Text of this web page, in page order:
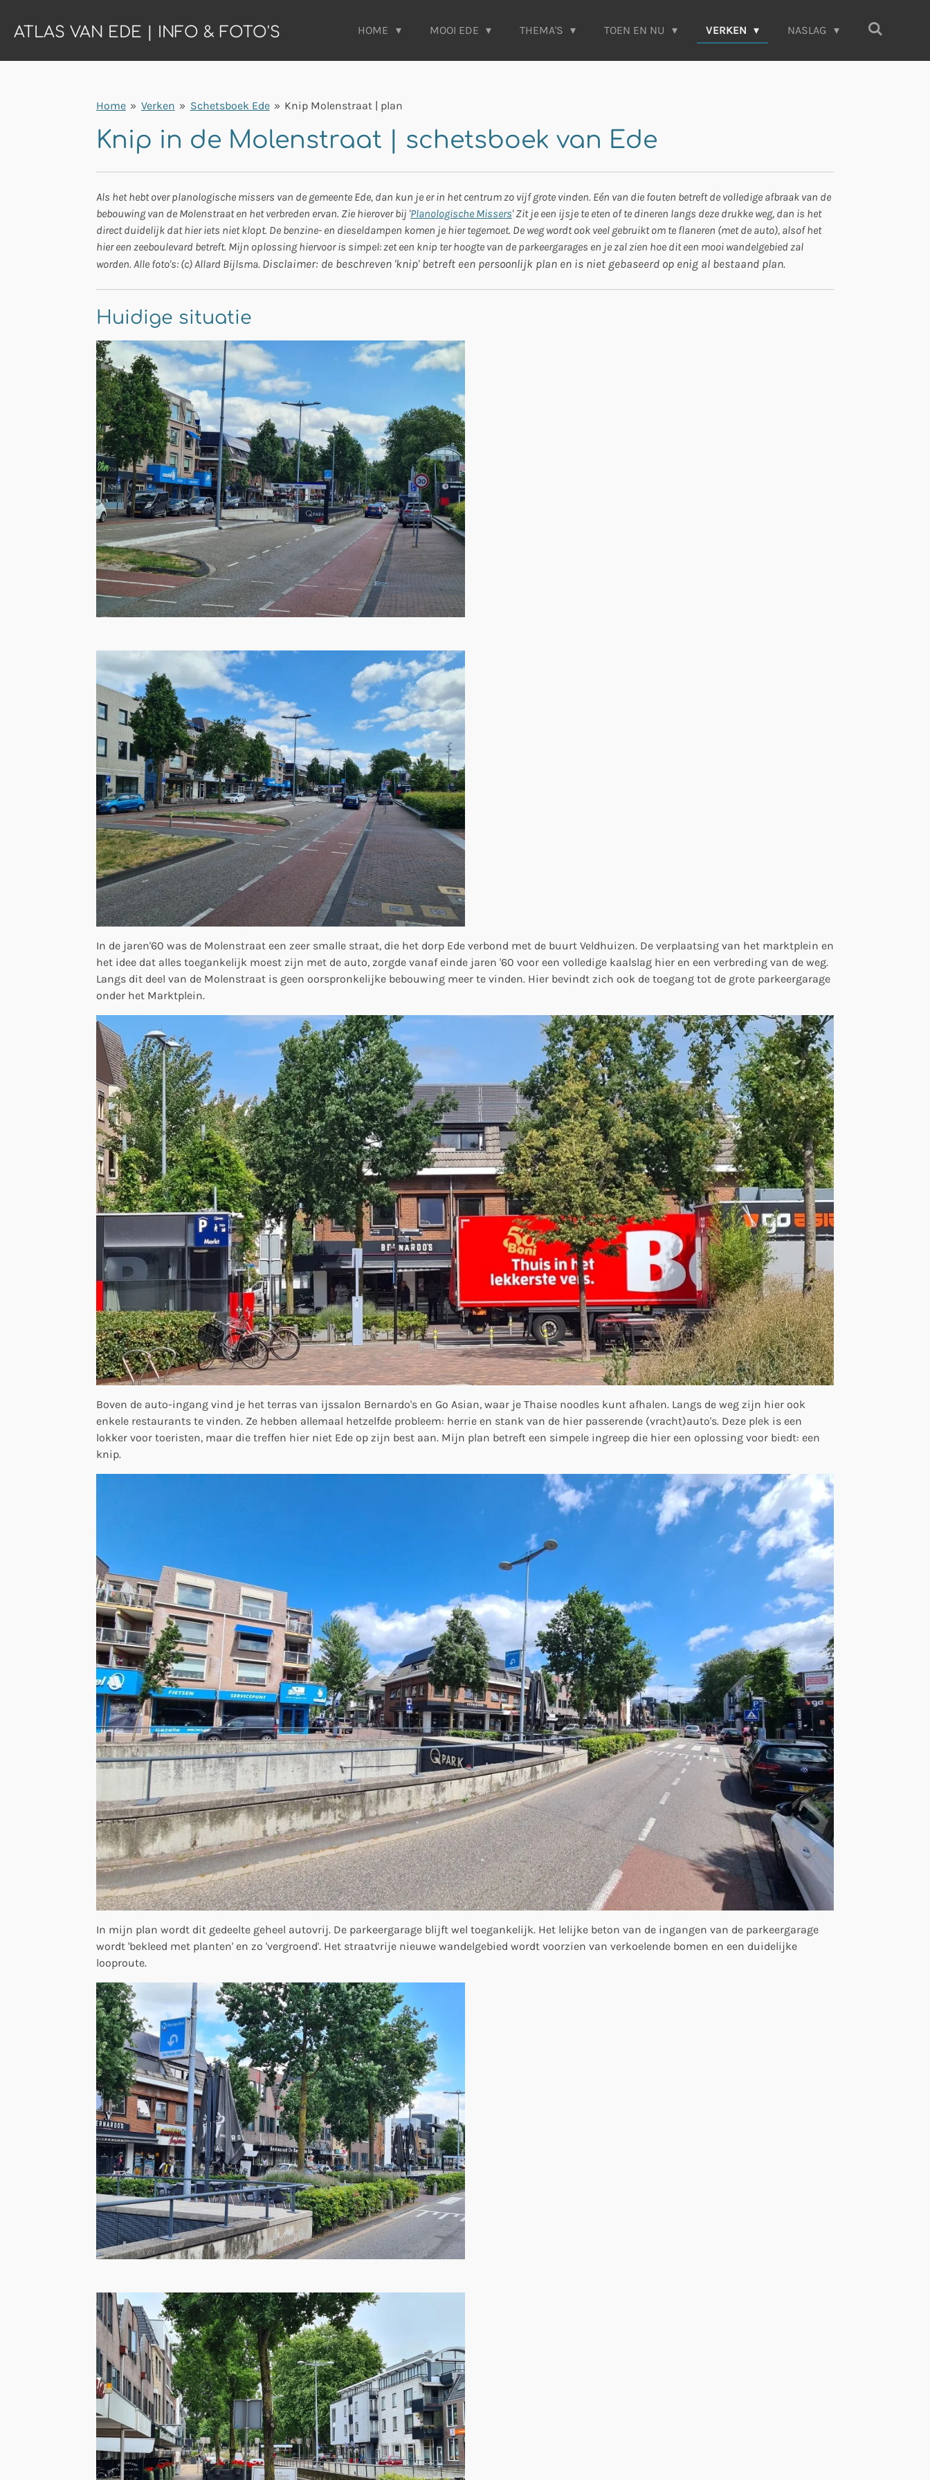
direct
de
ATLAS VAN EDE | INFO & FOTO'S HOME MOOI EDE THEMA'S TOEN EN NU VERKEN NASLAG
Home » Verken » Schetsboek Ede » Knip Molenstraat | plan
Knip in de Molenstraat | schetsboek van Ede
Als het hebt over planologische missers van de gemeente Ede, dan kun je er in het centrum zo vijf grote vinden. Eén van die fouten betreft de volledige afbraak van de
bebouwing van de Molenstraat en het verbreden ervan. Zie hierover bij 'Planologische Missers' Zit je een ijsje te eten of te dineren langs deze drukke weg, dan is het
direct duidelijk dat hier iets niet klopt. De benzine- en dieseldampen komen je hier tegemoet. De weg wordt ook veel gebruikt om te flaneren (met de auto), alsof het
hier een zeeboulevard betreft. Mijn oplossing hiervoor is simpel: zet een knip ter hoogte van de parkeergarages en je zal zien hoe dit een mooi wandelgebied zal
worden. Alle foto's: (c) Allard Bijlsma. Disclaimer: de beschreven 'knip' betreft een persoonlijk plan en is niet gebaseerd op enig al bestaand plan.
Huidige situatie
In de jaren'60 was de Molenstraat een zeer smalle straat, die het dorp Ede verbond met de buurt Veldhuizen. De verplaatsing van het marktplein en
het idee dat alles toegankelijk moest zijn met de auto, zorgde vanaf einde jaren '60 voor een volledige kaalslag hier en een verbreding van de weg.
Langs dit deel van de Molenstraat is geen oorspronkelijke bebouwing meer te vinden. Hier bevindt zich ook de toegang tot de grote parkeergarage
onder het Marktplein.
Boven de auto-ingang vind je het terras van ijssalon Bernardo's en Go Asian, waar je Thaise noodles kunt afhalen. Langs de weg zijn hier ook
enkele restaurants te vinden. Ze hebben allemaal hetzelfde probleem: herrie en stank van de hier passerende (vracht)auto's. Deze plek is een
lokker voor toeristen, maar die treffen hier niet Ede op zijn best aan. Mijn plan betreft een simpele ingreep die hier een oplossing voor biedt: een
knip.
In mijn plan wordt dit gedeelte geheel autovrij. De parkeergarage blijft wel toegankelijk. Het lelijke beton van de ingangen van de parkeergarage
wordt 'bekleed met planten' en zo 'vergroend'. Het straatvrije nieuwe wandelgebied wordt voorzien van verkoelende bomen en een duidelijke
looproute.